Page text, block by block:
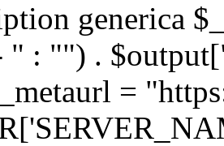
generica
: "") .
=